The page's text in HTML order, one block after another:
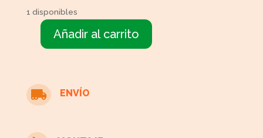
1 disponibles
Mesa
cantidad
Añadir al carrito
 ENVÍO